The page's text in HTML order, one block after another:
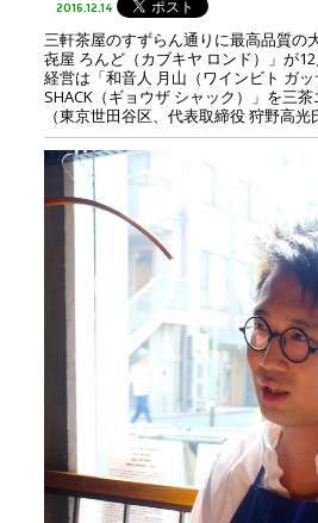
2016.12.14
三軒茶屋のすずらん通りに最高品質の
㐂屋 ろんど（カブキヤ ロンド）」が12
経営は「和音人 月山（ワインビト ガ
SHACK（ギョウザ シャック）」を三
（東京世田谷区、代表取締役 狩野高